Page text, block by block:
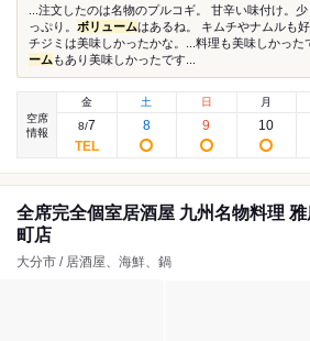
...注文したのは名物のプルコギ。 甘辛い味付け。
っぷり。 ボリュームはあるね。 キムチやナムルも
チジミは美味しかったかな。...料理も美味しかった
ーム もあり美味しかったです...
空席
情報
金
8/7
土
8
日
9
月
10
全席完全個室居酒屋 九州名物料理
町店
大分市 / 居酒屋、海鮮、鍋